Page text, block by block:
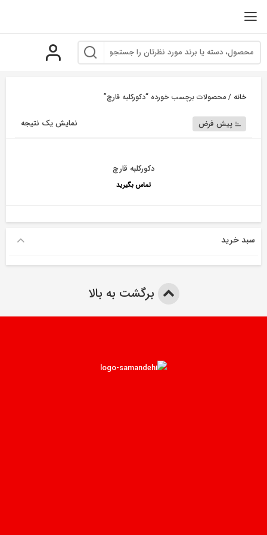
خانه / محصولات برچسب خورده “دکورکلبه قارچ”
نمایش یک نتیجه پیش فرض
دکورکلبه قارچ
تماس بگیرید
سبد خرید
برگشت به بالا